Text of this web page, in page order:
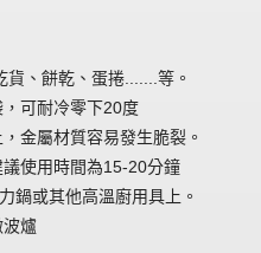
、餅乾、蛋捲.......等。
可耐冷零下20度
金屬材質容易發生脆裂。
使用時間為15-20分鐘
鍋或其他高溫廚用具上。
波爐